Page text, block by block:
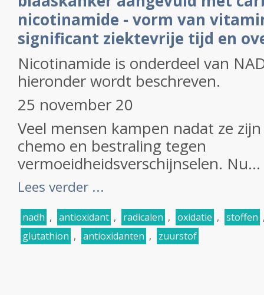
nicotinamide - vorm van
significant ziektevrije tijd en
Nicotinamide is onderdeel van
hieronder wordt beschreven.
25 november 20
Veel mensen kampen nadat ze
chemo en bestraling tegen
vermoeidheidsverschijnselen. Nu...
Lees verder ...
nadh , antioxidant , radicalen , oxidatie , stoffen
glutathion , antioxidanten , zuurstof